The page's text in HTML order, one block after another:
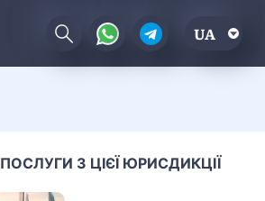
UA
ПОСЛУГИ З ЦІЄЇ ЮРИСДИКЦІЇ